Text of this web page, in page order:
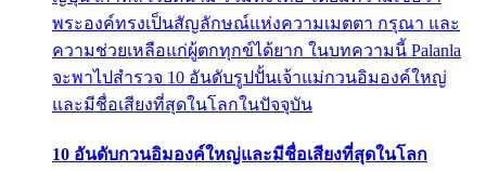
พระองค์ทรงเป็นสัญลักษณ์แห่งความเมตตา กรุณา และ
ความช่วยเหลือแก่ผู้ตกทุกข์ได้ยาก ในบทความนี้ Palanla
จะพาไปสำรวจ 10 อันดับรูปปั้นเจ้าแม่กวนอิมองค์ใหญ่
และมีชื่อเสียงที่สุดในโลกในปัจจุบัน
10 อันดับกวนอิมองค์ใหญ่และมีชื่อเสียงที่สุดในโลก